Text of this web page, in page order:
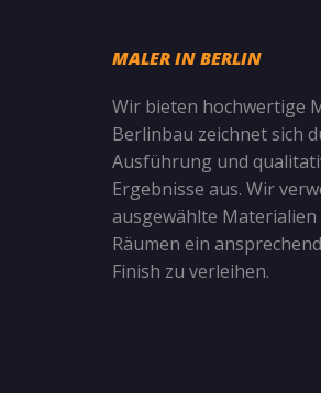
MALER IN BERLIN
Wir bieten hochwertige
Berlinbau zeichnet sich
Ausführung und
Ergebnisse aus. Wir
ausgewählte
Räumen ein
Finish zu verleihen.